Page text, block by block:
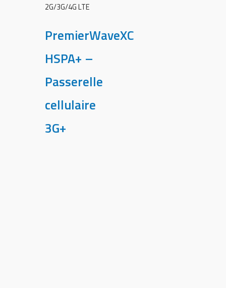
2G/3G/4G LTE
PremierWaveXC
HSPA+ –
Passerelle
cellulaire
3G+